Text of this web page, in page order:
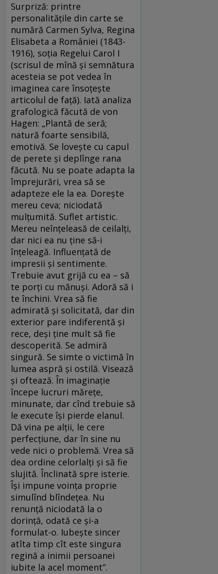
Surpriză: printre
personalitățile din carte se
numără Carmen Sylva, Regina
Elisabeta a României (1843-
1916), soția Regelui Carol I
(scrisul de mînă și semnătura
acesteia se pot vedea în
imaginea care însoțește
articolul de față). Iată analiza
grafologică făcută de von
Hagen: „Plantă de seră;
natură foarte sensibilă,
emotivă. Se lovește cu capul
de perete și deplînge rana
făcută. Nu se poate adapta la
împrejurări, vrea să se
adapteze ele la ea. Dorește
mereu ceva; niciodată
mulțumită. Suflet artistic.
Mereu neînțeleasă de ceilalți,
dar nici ea nu ține să-i
înțeleagă. Influențată de
impresii și sentimente.
Trebuie avut grijă cu ea – să
te porți cu mănuși. Adoră să i
te închini. Vrea să fie
admirată și solicitată, dar din
exterior pare indiferentă și
rece, deși ține mult să fie
descoperită. Se admiră
singură. Se simte o victimă în
lumea aspră și ostilă. Visează
și oftează. În imaginație
începe lucruri mărețe,
minunate, dar cînd trebuie să
le execute își pierde elanul.
Dă vina pe alții, le cere
perfecțiune, dar în sine nu
vede nici o problemă. Vrea să
dea ordine celorlalți și să fie
slujită. Înclinată spre isterie.
Își impune voința proprie
simulînd blîndețea. Nu
renunță niciodată la o
dorință, odată ce și-a
formulat-o. Iubește sincer
atîta timp cît este singura
regină a inimii persoanei
iubite la acel moment”.